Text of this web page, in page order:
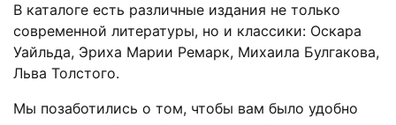
В каталоге есть различные издания не только
современной литературы, но и классики: Оскара
Уайльда, Эриха Марии Ремарк, Михаила Булгакова,
Льва Толстого.
Мы позаботились о том, чтобы вам было удобно